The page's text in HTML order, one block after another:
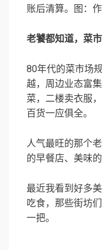
账后清算。图：
老饕都知道，菜
80年代的菜市场
越，周边业态富
菜，二楼卖衣服
百货一应俱全。
人气最旺的那个
的早餐店、美味
最近我看到好多
吃食，那些街坊
一把。